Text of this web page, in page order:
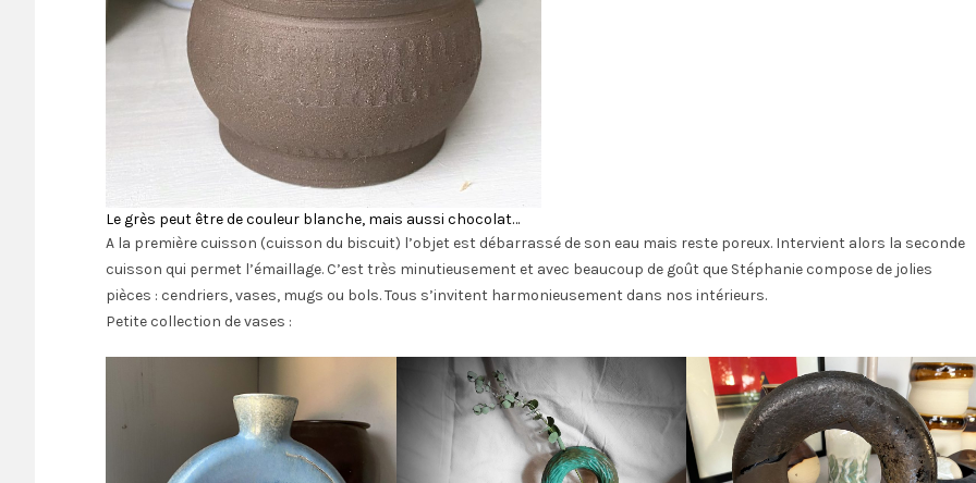
Le grès peut être de couleur blanche, mais aussi chocolat…
A la première cuisson (cuisson du biscuit) l’objet est débarrassé de son eau mais reste poreux. Intervient alors la seconde
cuisson qui permet l’émaillage. C’est très minutieusement et avec beaucoup de goût que Stéphanie compose de jolies
pièces : cendriers, vases, mugs ou bols. Tous s’invitent harmonieusement dans nos intérieurs.
Petite collection de vases :